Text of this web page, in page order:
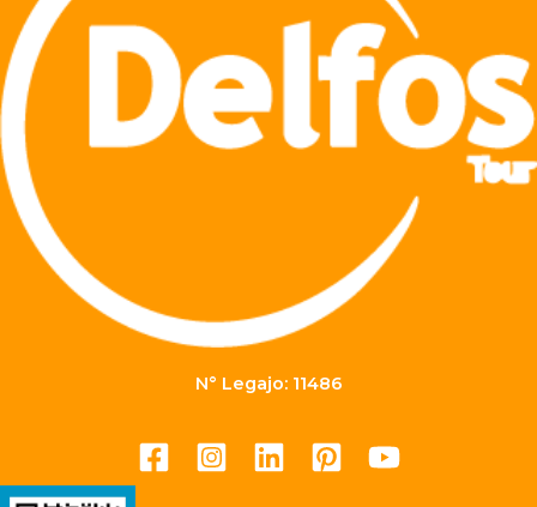
N° Legajo: 11486